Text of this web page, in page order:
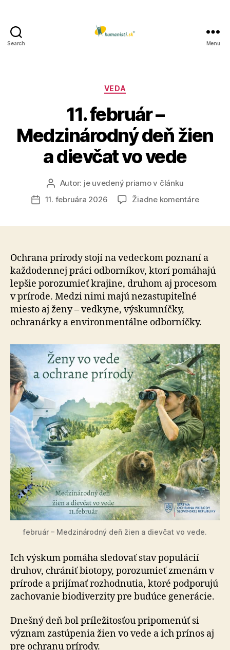
Search Menu
Kategórie
VEDA
11. február –
Medzinárodný deň žien
a dievčat vo vede
Autor
článku
Autor: je uvedený priamo v článku
Dátum
11. februára 2026 Žiadne komentárena
deň
žien
dievčat
Ochrana prírody stojí na vedeckom poznaní a
kaž­do­den­nej práci odborníkov, ktorí pomáhajú
lepšie porozumieť krajine, druhom aj procesom
v prírode. Medzi nimi majú nezastupiteľné
miesto aj ženy – vedkyne, výskumníčky,
ochranárky a environmentálne odborníčky.
február – Medzinárodný deň žien a dievčat vo vede.
Ich výskum pomáha sledovať stav populácií
druhov, chrá­niť biotopy, porozumieť zmenám v
prírode a prijímať roz­hod­nu­tia, ktoré podporujú
zachovanie biodiverzity pre budúce generácie.
Dnešný deň bol príležitosťou pripomenúť si
význam zastúpenia žien vo vede a ich prínos aj
pre ochranu prírody.